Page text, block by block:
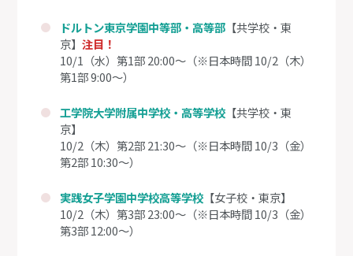
ドルトン東京学園中等部・高等部 【共学校・東
京】注目！
10/1（水）第1部 20:00～（※日本時間 10/2（木）
第1部 9:00～）
工学院大学附属中学校・高等学校 【共学校・東
京】
10/2（木）第2部 21:30～（※日本時間 10/3（金）
第2部 10:30～）
実践女子学園中学校高等学校 【女子校・東京】
10/2（木）第3部 23:00～（※日本時間 10/3（金）
第3部 12:00～）